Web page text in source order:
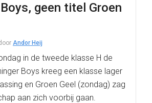
geen titel Groen
Andor Heij
in de tweede klasse H de
Boys kreeg een klasse lager
en Groen Geel (zondag) zag
aan zich voorbij gaan.